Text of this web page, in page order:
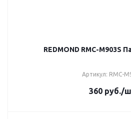
REDMOND RMC-M903S
Артикул: RMC-
360руб./